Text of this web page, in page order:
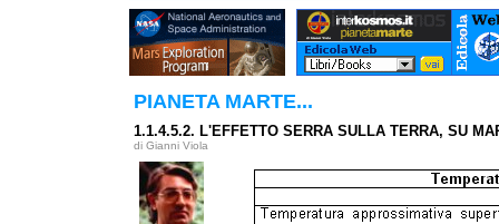
PIANETA MARTE...
1.1.4.5.2. L'EFFETTO SERRA SULLA TERRA, SU
di Gianni Viola